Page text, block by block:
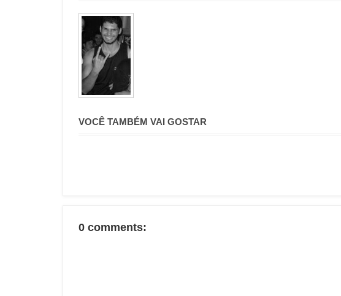
VOCÊ TAMBÉM VAI GOSTAR
0 comments: